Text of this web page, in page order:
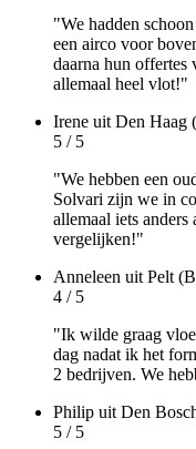
"We hadden
een airco voor
daarna hun offertes
allemaal heel vlot!"
Irene uit Den Haag
5 / 5
"We hebben een
Solvari zijn we in
allemaal iets
vergelijken!"
Anneleen uit Pelt
4 / 5
"Ik wilde graag
dag nadat ik het
2 bedrijven. We
Philip uit Den
5 / 5